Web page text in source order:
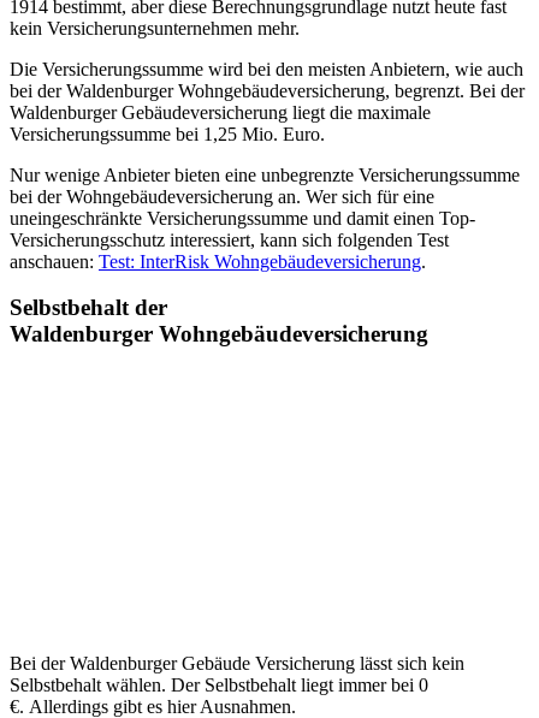
1914 bestimmt, aber diese Berechnungsgrundlage nutzt heute fast
kein Versicherungsunternehmen mehr.
Die Versicherungssumme wird bei den meisten Anbietern, wie auch
bei der Waldenburger Wohngebäudeversicherung, begrenzt. Bei der
Waldenburger Gebäudeversicherung liegt die maximale
Versicherungssumme bei 1,25 Mio. Euro.
Nur wenige Anbieter bieten eine unbegrenzte Versicherungssumme
bei der Wohngebäudeversicherung an. Wer sich für eine
uneingeschränkte Versicherungssumme und damit einen Top-
Versicherungsschutz interessiert, kann sich folgenden Test
anschauen: Test: InterRisk Wohngebäudeversicherung.
Selbstbehalt der
Waldenburger Wohngebäudeversicherung
Bei der Waldenburger Gebäude Versicherung lässt sich kein
Selbstbehalt wählen. Der Selbstbehalt liegt immer bei 0
€. Allerdings gibt es hier Ausnahmen.